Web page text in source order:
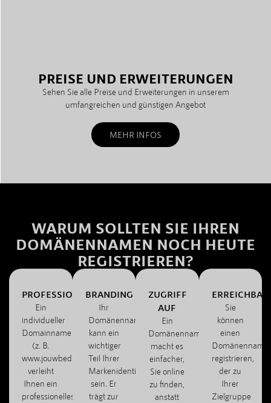
PREISE UND ERWEITERUNGEN
Sehen Sie alle Preise und Erweiterungen in unserem
umfangreichen und günstigen Angebot
MEHR INFOS
WARUM SOLLTEN SIE IHREN
DOMÄNENNAMEN NOCH HEUTE
REGISTRIEREN?
PROFESSIONALITÄT
Ein
individueller
Domainname
(z. B.
www.jouwbedrijf.com)
verleiht
Ihnen ein
professionelles
BRANDING
Ihr
Domänenname
kann ein
wichtiger
Teil Ihrer
Markenidentität
sein. Er
trägt zur
ZUGRIFF
AUF
Ein
Domänenname
macht es
einfacher,
Sie online
zu finden,
anstatt
Sie
können
einen
registrieren,
der zu
Ihrer
Zielgruppe